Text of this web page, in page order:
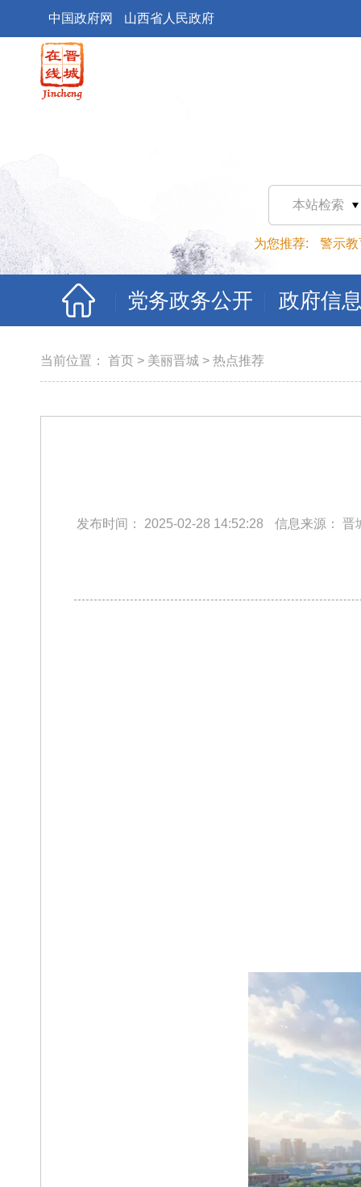
中国政府网 山西省人民政府
本站检索
为您推荐: 警示教
党务政务公开 政府信
当前位置： 首页 > 美丽晋城 > 热点推荐
发布时间： 2025-02-28 14:52:28 信息来源： 晋